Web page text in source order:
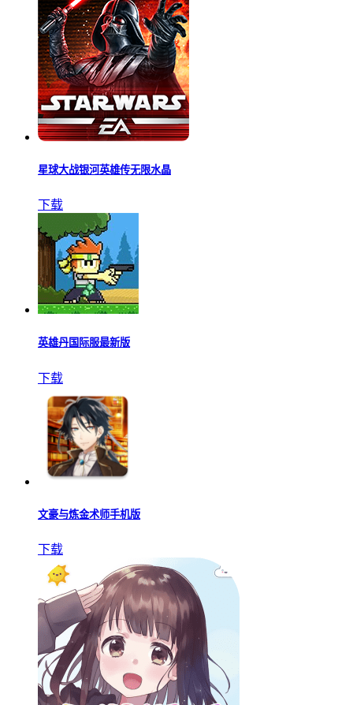
星球大战银河英雄传无限水晶
下载
英雄丹国际服最新版
下载
文豪与炼金术师手机版
下载